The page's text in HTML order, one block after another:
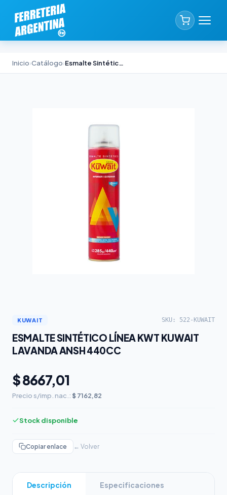
Inicio›Catálogo› Esmalte Sintético Línea KWT Kuwait Lavanda Ansh 440cc
KUWAIT SKU: 522-KUWAIT
ESMALTE SINTÉTICO LÍNEA KWT KUWAIT
LAVANDA ANSH 440CC
$ 8667,01
Precio s/imp. nac.: $ 7162,82
Stock disponible
Copiar enlace ← Volver
Descripción Especificaciones